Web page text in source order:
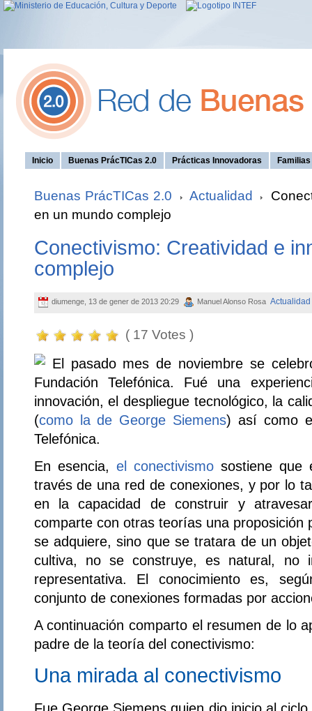
Inicio Buenas PrácTICas 2.0 Prácticas Innovadoras
Buenas PrácTICas 2.0 Actualidad
en un mundo complejo
Conectivismo: Creatividad e
complejo
diumenge, 13 de gener de 2013 20:29 Manuel Alonso Rosa Actualidad
( 17 Votes )
El pasado mes de noviembre se
Fundación Telefónica. Fué una
innovación, el despliegue tecnológico, la
(como la de George Siemens) así como
Telefónica.
En esencia, el conectivismosostiene que
través de una red de conexiones, y por lo
en la capacidad de construir y
comparte con otras teorías una proposición
se adquiere, sino que se tratara de un
cultiva, no se construye, es natural, no
representativa. El conocimiento es,
conjunto de conexiones formadas por
A continuación comparto el resumen de lo
padre de la teoría del conectivismo:
Una mirada al conectivismo